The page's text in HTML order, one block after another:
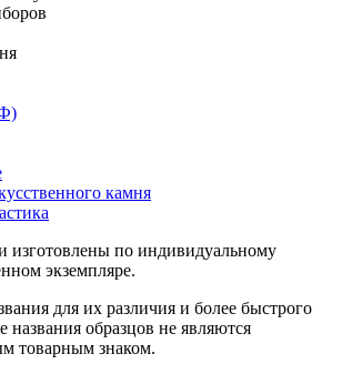
камня
изготовлены по индивидуальному
экземпляре.
для их различия и более быстрого
названия образцов не являются
товарным знаком.